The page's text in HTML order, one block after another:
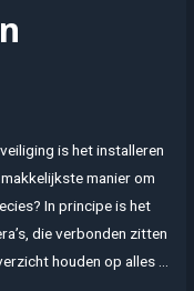
is het installeren
manier om
In principe is het
die verbonden zitten
houden op alles …